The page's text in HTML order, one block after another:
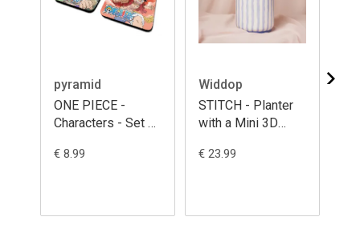
pyramid
ONE PIECE -
Characters - Set of
€ 8.99
Widdop
STITCH - Planter
with a Mini 3D
€ 23.99